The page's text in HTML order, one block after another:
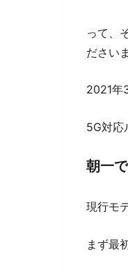
って、
ださい
2021年
5G対応
朝一
現行モ
まず最